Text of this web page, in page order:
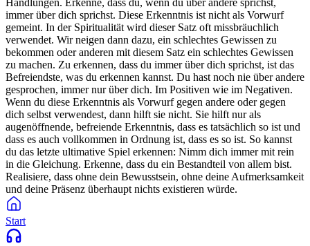
Handlungen. Erkenne, dass du, wenn du über andere sprichst,
immer über dich sprichst. Diese Erkenntnis ist nicht als Vorwurf
gemeint. In der Spiritualität wird dieser Satz oft missbräuchlich
verwendet. Wir neigen dann dazu, ein schlechtes Gewissen zu
bekommen oder anderen mit diesem Satz ein schlechtes Gewissen
zu machen. Zu erkennen, dass du immer über dich sprichst, ist das
Befreiendste, was du erkennen kannst. Du hast noch nie über andere
gesprochen, immer nur über dich. Im Positiven wie im Negativen.
Wenn du diese Erkenntnis als Vorwurf gegen andere oder gegen
dich selbst verwendest, dann hilft sie nicht. Sie hilft nur als
augenöffnende, befreiende Erkenntnis, dass es tatsächlich so ist und
dass es auch vollkommen in Ordnung ist, dass es so ist. So kannst
du das letzte ultimative Spiel erkennen: Nimm dich immer mit rein
in die Gleichung. Erkenne, dass du ein Bestandteil von allem bist.
Realisiere, dass ohne dein Bewusstsein, ohne deine Aufmerksamkeit
und deine Präsenz überhaupt nichts existieren würde.
Start